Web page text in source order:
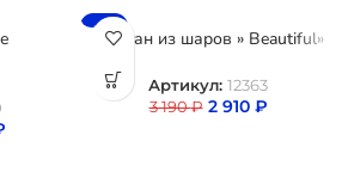
-9%
Фонтан из шаров » Beautiful»
Артикул: 12363
3 190₽ 2 910 ₽